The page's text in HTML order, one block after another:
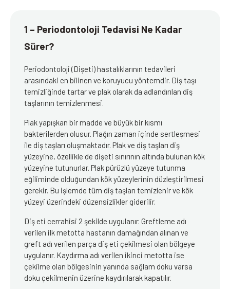
1 – Periodontoloji Tedavisi Ne Kadar
Sürer?
Periodontoloji (Dişeti) hastalıklarının tedavileri
arasındaki en bilinen ve koruyucu yöntemdir. Diş taşı
temizliğinde tartar ve plak olarak da adlandırılan diş
taşlarının temizlenmesi.
Plak yapışkan bir madde ve büyük bir kısmı
bakterilerden olusur. Plağın zaman içinde sertleşmesi
ile diş taşları oluşmaktadır. Plak ve diş taşları diş
yüzeyine, özellikle de dişeti sınırının altında bulunan kök
yüzeyine tutunurlar. Plak pürüzlü yüzeye tutunma
eğiliminde olduğundan kök yüzeylerinin düzleştirilmesi
gerekir. Bu işlemde tüm diş taşları temizlenir ve kök
yüzeyi üzerindeki düzensizlikler giderilir.
Diş eti cerrahisi 2 şekilde uygulanır. Greftleme adı
verilen ilk metotta hastanın damağından alınan ve
greft adı verilen parça diş eti çekilmesi olan bölgeye
uygulanır. Kaydırma adı verilen ikinci metotta ise
çekilme olan bölgesinin yanında sağlam doku varsa
doku çekilmenin üzerine kaydırılarak kapatılır.